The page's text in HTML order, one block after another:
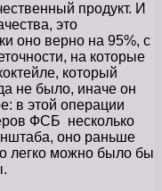
продукт. И
это
оно верно на 95%, с
на которые
который
не было, иначе он
в этой операции
ФСБ несколько
оно раньше
легко можно было бы